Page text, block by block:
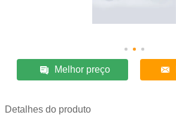
Melhor preço
Detalhes do produto